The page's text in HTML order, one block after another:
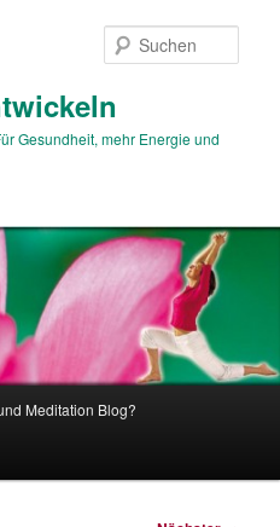
Gesundheit, mehr Energie und
Meditation Blog?